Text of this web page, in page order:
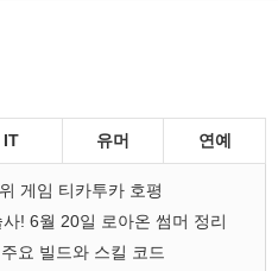
IT 유머 연예
게임 티카투카 호평
! 6월 20일 로아온 썸머 정리
요 빌드와 스킬 코드